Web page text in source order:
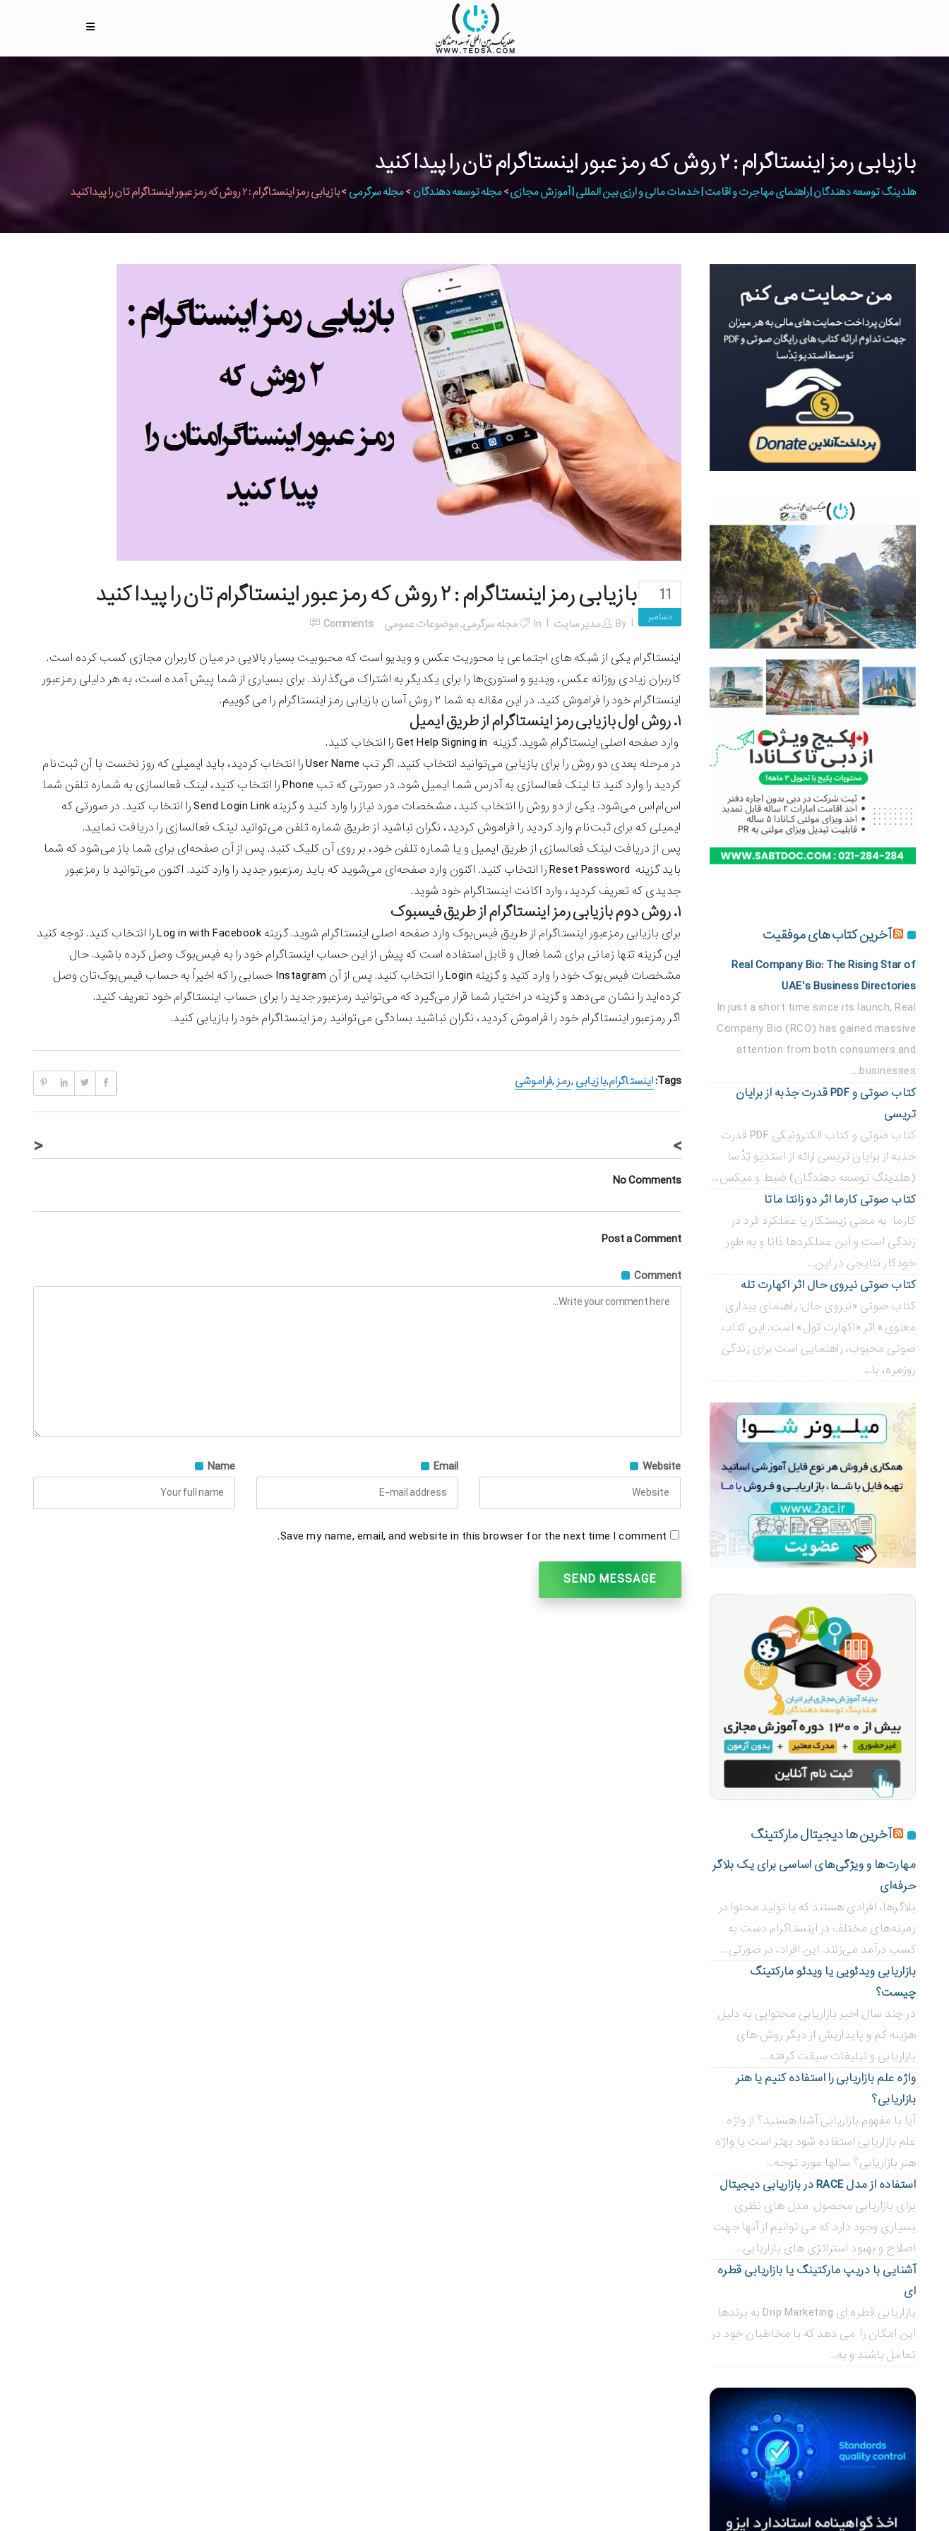
بازیابی رمز اینستاگرام : ۲ روش که رمز عبور اینستاگرام تان را پیدا کنید
هلدینگ توسعه دهندگان | راهنمای مهاجرت و اقامت | خدمات مالی و ارزی بین المللی | آموزش مجازی>مجله توسعه دهندگان >مجله سرگرمی >بازیابی رمز اینستاگرام : ۲ روش که رمز عبور اینستاگرام تان را پیدا کنید
11
دسامبر
بازیابی رمز اینستاگرام : ۲ روش که رمز عبور اینستاگرام تان را پیدا کنید
By مدیر سایت In مجله سرگرمی,موضوعات عمومی Comments
اینستاگرام یکی از شبکه های اجتماعی با محوریت عکس و ویدیو است که محبوبیت بسیار بالایی در میان کاربران مجازی کسب کرده است.
کاربران زیادی روزانه عکس‌، ویدیو و استوری‌ها را برای یکدیگر به اشتراک می‌گذارند. برای بسیاری از شما پیش آمده است، به هر دلیلی رمزعبور
اینستاگرام خود را فراموش کنید. در این مقاله به شما ۲ روش آسان بازیابی رمز اینستاگرام را می گوییم.
۱. روش اول بازیابی رمز اینستاگرام از طریق ایمیل
وارد صفحه اصلی اینستاگرام شوید. گزینه Get Help Signing in را انتخاب کنید.
در مرحله بعدی دو روش را برای بازیابی می‌توانید انتخاب کنید. اگر تب User Name را انتخاب کردید، باید ایمیلی که روز نخست با آن ثبت‌نام
کردید را وارد کنید تا لینک فعالسازی به آدرس شما ایمیل شود. در صورتی که تب Phone را انتخاب کنید، لینک فعالسازی به شماره تلفن شما
اس‌ام‌اس می‌شود. یکی از دو روش را انتخاب کنید، مشخصات مورد نیاز را وارد کنید و گزینه Send Login Link را انتخاب کنید. در صورتی که
ایمیلی که برای ثبت‌نام وارد کردید را فراموش کردید، نگران نباشید از طریق شماره تلفن می‌توانید لینک فعالسازی را دریافت نمایید.
پس از دریافت لینک‌ فعالسازی از طریق ایمیل و یا شماره تلفن خود، بر روی آن کلیک کنید. پس از آن صفحه‌ای برای شما باز می‌شود که شما
باید گزینه Reset Password را انتخاب کنید. اکنون وارد صفحه‌ای می‌شوید که باید رمزعبور جدید را وارد کنید. اکنون می‌توانید با رمزعبور
جدیدی که تعریف کردید، وارد اکانت اینستاگرام خود شوید.
۱. روش دوم بازیابی رمز اینستاگرام از طریق فیسبوک
برای بازیابی رمزعبور اینستاگرام از طریق فیس‌بوک وارد صفحه اصلی اینستاگرام شوید. گزینه Log in with Facebook را انتخاب کنید. توجه کنید
این گزینه تنها زمانی برای شما فعال و قابل استفاده است که پیش از این حساب اینستاگرام خود را به فیس‌بوک وصل کرده باشید. حال
مشخصات فیس‌بوک خود را وارد کنید و گزینه Login را انتخاب کنید. پس از آن Instagram حسابی را که اخیراً به حساب فیس‌بوک‌تان وصل
کرده‌اید را نشان می‌دهد و گزینه در اختیار شما قرار می‌گیرد که می‌توانید رمزعبور جدید را برای حساب اینستاگرام خود تعریف کنید.
اگر رمزعبور اینستاگرام خود را فراموش کردید، نگران نباشید بسادگی می‌توانید رمز اینستاگرام خود را بازیابی کنید.
Tags: اینستاگرام,بازیابی ,رمز ,فراموشی
< >
No Comments
Post a Comment
Comment
Name Email Website
Save my name, email, and website in this browser for the next time I comment.
آخرین کتاب های موفقیت
Real Company Bio: The Rising Star of
UAE’s Business Directories
In just a short time since its launch, Real
Company Bio (RCO) has gained massive
attention from both consumers and
businesses...
کتاب صوتی و PDF قدرت جذبه از برایان
تریسی
کتاب صوتی و کتاب الکترونیکی PDF قدرت
جذبه از برایان تریسی ارائه از استدیو تِدْسا
(هلدینگ توسعه دهندگان) ضبط و میکس...
کتاب صوتی کارما اثر دو زانتا ماتا
کارما به معنی زیستکار یا عملکرد فرد در
زندگی است و این عملکردها ذاتا و به طور
خودکار نتایجی در این...
کتاب صوتی نیروی حال اثر اکهارت تله
کتاب صوتی «نیروی حال: راهنمای بیداری
معنوی» اثر «اکهارت تول» است. این کتاب
صوتی محبوب، راهنمایی است برای زندگی
روزمره، با...
آخرین ها دیجیتال مارکتینگ
مهارت‌ها و ویژگی‌های اساسی برای یک بلاگر
حرفه‌ای
بلاگر‌ها، افرادی هستند که با تولید محتوا در
زمینه‌های مختلف در اینستاگرام دست به
کسب درآمد می‌زنند. این افراد، در صورتی...
بازاریابی ویدئویی ‌یا ویدئو مارکتینگ
چیست؟
در چند سال اخیر بازاریابی محتوایی به دلیل
هزینه کم و پایداریش از دیگر روش های
بازاریابی و تبلیغات سبقت گرفته...
واژه علم بازاریابی را استفاده کنیم یا هنر
بازاریابی؟
آیا با مفهوم بازاریابی آشنا هستید؟ از واژه
علم بازاریابی استفاده شود بهتر است یا واژه
هنر بازاریابی؟ سالها مورد توجه...
استفاده از مدل RACE در بازاریابی دیجیتال
برای بازاریابی محصول مدل های نظری
بسیاری وجود دارد که می توانیم از آنها جهت
اصلاح و بهبود استراتژی های بازاریابی...
آشنایی با دریپ مارکتینگ یا بازاریابی قطره
ای
بازاریابی قطره ای Drip Marketing به برندها
این امکان را می دهد که با مخاطبان خود در
تعامل باشند و به...